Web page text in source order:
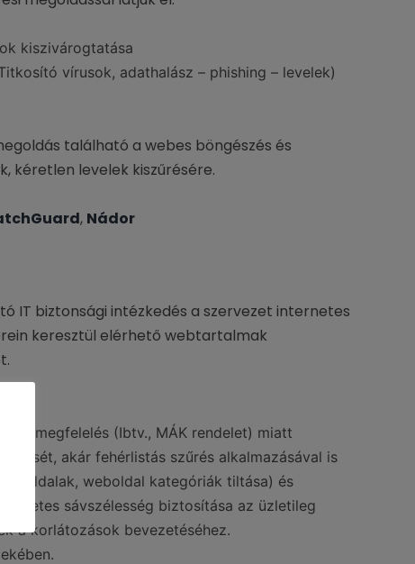
kiszivárogtatása
vírusok, adathalász – phishing – levelek)
található a webes böngészés és
kéretlen levelek kiszűrésére.
, Nádor
IT biztonsági intézkedés a szervezet internetes
keresztül elérhető webtartalmak
megfelelés (Ibtv., MÁK rendelet) miatt
akár fehérlistás szűrés alkalmazásával is
weboldal kategóriák tiltása) és
sávszélesség biztosítása az üzletileg
a korlátozások bevezetéséhez.